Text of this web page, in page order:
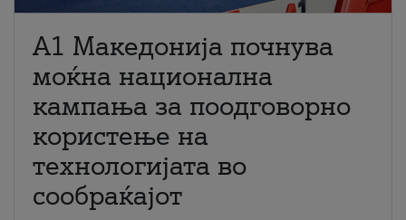
A1 Македонија почнува
моќна национална
кампања за поодговорно
користење на
технологијата во
сообраќајот